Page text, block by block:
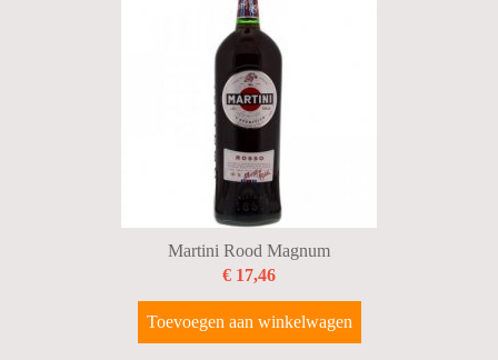
Martini Rood Magnum
€ 17,46
Toevoegen aan winkelwagen